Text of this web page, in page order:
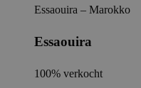
Essaouira – Marokko
Essaouira
100% verkocht